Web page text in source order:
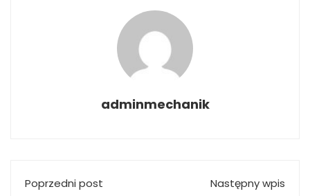
adminmechanik
Poprzedni post Następny wpis